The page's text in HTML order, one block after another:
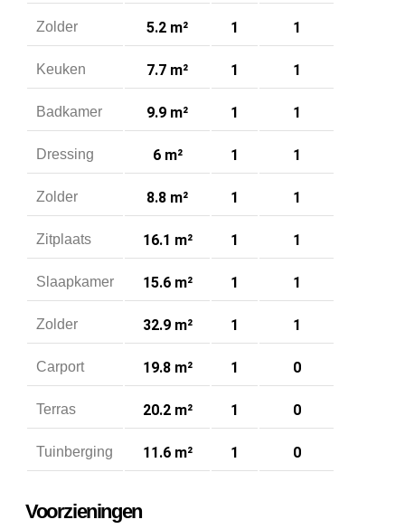
Zolder 5.2 m² 1 1
Keuken 7.7 m² 1 1
Badkamer 9.9 m² 1 1
Dressing 6 m² 1 1
Zolder 8.8 m² 1 1
Zitplaats 16.1 m² 1 1
Slaapkamer 15.6 m² 1 1
Zolder 32.9 m² 1 1
Carport 19.8 m² 1 0
Terras 20.2 m² 1 0
Tuinberging 11.6 m² 1 0
Voorzieningen